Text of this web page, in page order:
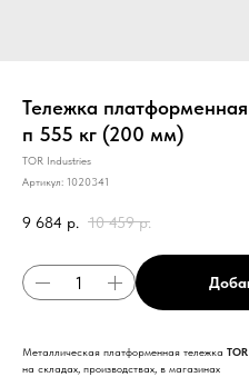
Тележка
п 555 кг (200 мм)
TOR Industries
Артикул: 1020341
9 684 р. 10 459 р.
Металлическая платформенная тележка
на складах, производствах, в магазинах